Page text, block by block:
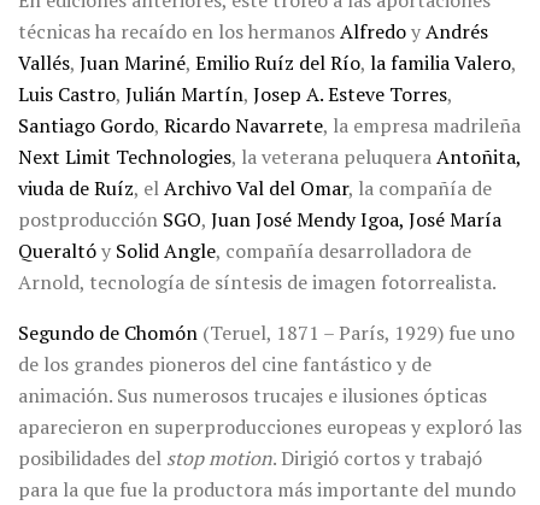
técnicas ha recaído en los hermanosAlfredoyAndrés
Vallés, Juan Mariné, Emilio Ruíz del Río, la familia Valero,
Luis Castro, Julián Martín, Josep A. Esteve Torres,
Santiago Gordo, Ricardo Navarrete, la empresa madrileña
Next Limit Technologies, la veterana peluqueraAntoñita,
viuda de Ruíz, elArchivo Val del Omar, la compañía de
postproducción SGO, Juan José Mendy Igoa, José María
Queraltóy Solid Angle, compañía desarrolladora de
Arnold, tecnología de síntesis de imagen fotorrealista.
Segundo de Chomón (Teruel, 1871 – París, 1929) fue uno
de los grandes pioneros del cine fantástico y de
animación. Sus numerosos trucajes e ilusiones ópticas
aparecieron en superproducciones europeas y exploró las
posibilidades del stop motion. Dirigió cortos y trabajó
para la que fue la productora más importante del mundo